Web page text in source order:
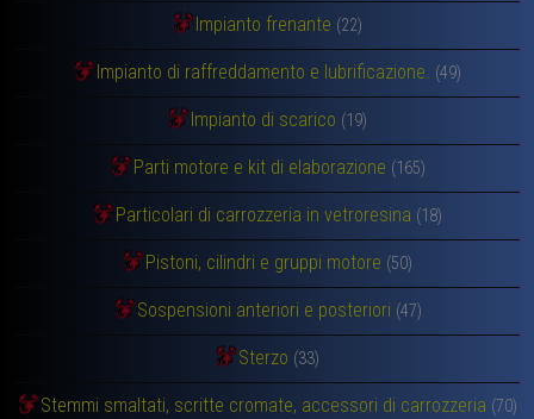
Impianto frenante (22)
Impianto di raffreddamento e lubrificazione. (49)
Impianto di scarico (19)
Parti motore e kit di elaborazione (165)
Particolari di carrozzeria in vetroresina (18)
Pistoni, cilindri e gruppi motore (50)
Sospensioni anteriori e posteriori (47)
Sterzo (33)
Stemmi smaltati, scritte cromate, accessori di carrozzeria (70)